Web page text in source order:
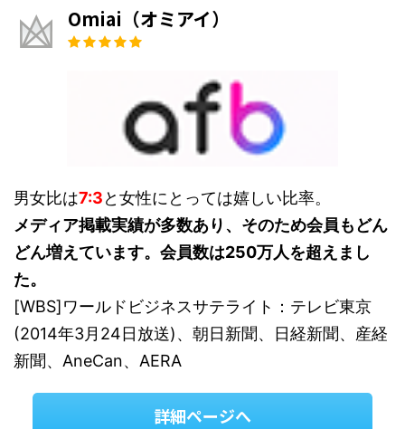
Omiai（オミアイ）
男女比は7:3と女性にとっては嬉しい比率。
メディア掲載実績が多数あり、そのため会員もどん
どん増えています。会員数は250万人を超えまし
た。
[WBS]ワールドビジネスサテライト：テレビ東京
(2014年3月24日放送)、朝日新聞、日経新聞、産経
新聞、AneCan、AERA
詳細ページへ